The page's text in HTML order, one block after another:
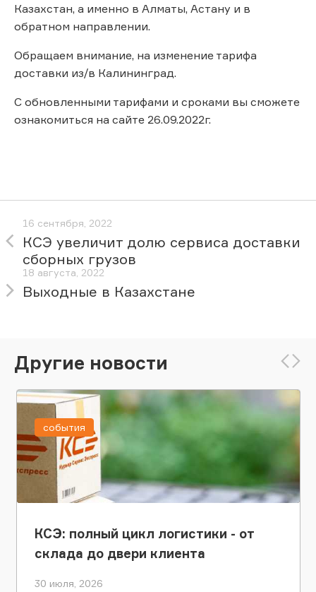
Казахстан, а именно в Алматы, Астану и в
обратном направлении.
Обращаем внимание, на изменение тарифа
доставки из/в Калининград.
С обновленными тарифами и сроками вы сможете
ознакомиться на сайте 26.09.2022г.
16 сентября, 2022
КСЭ увеличит долю сервиса доставки
сборных грузов
18 августа, 2022
Выходные в Казахстане
Другие новости
КСЭ: полный цикл логистики - от
склада до двери клиента
30 июля, 2026
события